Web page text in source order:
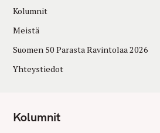
Kolumnit
Meistä
Suomen 50 Parasta Ravintolaa 2026
Yhteystiedot
Kolumnit